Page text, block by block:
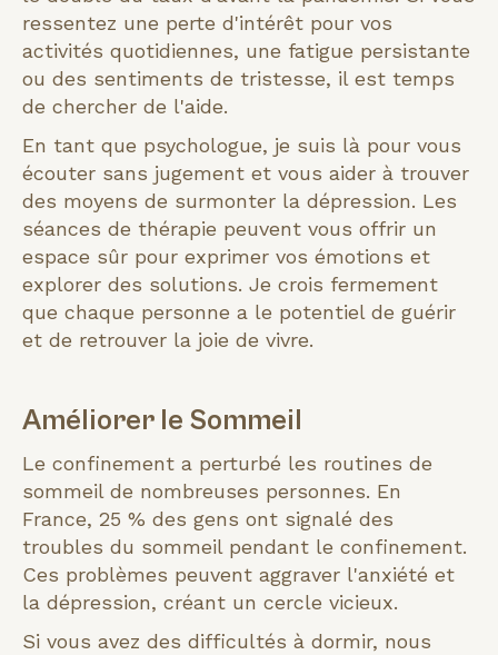
ressentez une perte d'intérêt pour vos
activités quotidiennes, une fatigue persistante
ou des sentiments de tristesse, il est temps
de chercher de l'aide.
En tant que psychologue, je suis là pour vous
écouter sans jugement et vous aider à trouver
des moyens de surmonter la dépression. Les
séances de thérapie peuvent vous offrir un
espace sûr pour exprimer vos émotions et
explorer des solutions. Je crois fermement
que chaque personne a le potentiel de guérir
et de retrouver la joie de vivre.
Améliorer le Sommeil
Le confinement a perturbé les routines de
sommeil de nombreuses personnes. En
France, 25 % des gens ont signalé des
troubles du sommeil pendant le confinement.
Ces problèmes peuvent aggraver l'anxiété et
la dépression, créant un cercle vicieux.
Si vous avez des difficultés à dormir, nous